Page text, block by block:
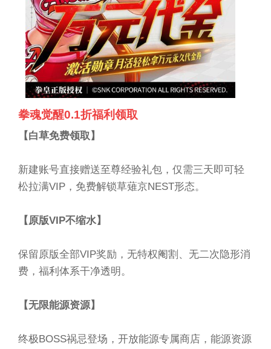
拳魂觉醒0.1折福利领取
【白草免费领取】
新建账号直接赠送至尊经验礼包，仅需三天即可轻
松拉满VIP，免费解锁草薙京NEST形态。
【原版VIP不缩水】
保留原版全部VIP奖励，无特权阉割、无二次隐形消
费，福利体系干净透明。
【无限能源资源】
终极BOSS祸忌登场，开放能源专属商店，能源资源